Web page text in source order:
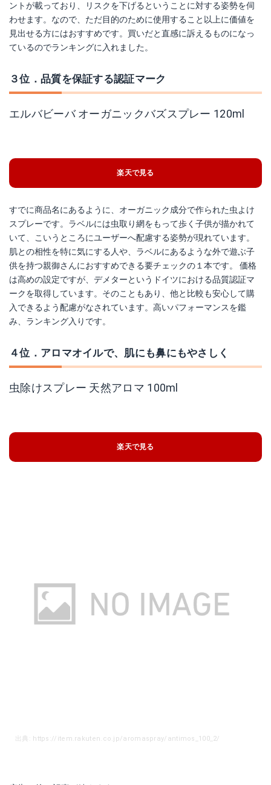
ントが載っており、リスクを下げるということに対する姿勢を伺
わせます。なので、ただ目的のために使用すること以上に価値を
見出せる方にはおすすめです。買いだと直感に訴えるものになっ
ているのでランキングに入れました。
３位．品質を保証する認証マーク
エルバビーバ オーガニックバズスプレー 120ml
楽天で見る
すでに商品名にあるように、オーガニック成分で作られた虫よけ
スプレーです。ラベルには虫取り網をもって歩く子供が描かれて
いて、こいうところにユーザーへ配慮する姿勢が現れています。
肌との相性を特に気にする人や、ラベルにあるような外で遊ぶ子
供を持つ親御さんにおすすめできる要チェックの１本です。 価格
は高めの設定ですが、デメターというドイツにおける品質認証マ
ークを取得しています。そのこともあり、他と比較も安心して購
入できるよう配慮がなされています。高いパフォーマンスを鑑
み、ランキング入りです。
４位．アロマオイルで、肌にも鼻にもやさしく
虫除けスプレー 天然アロマ 100ml
楽天で見る
出典: https://item.rakuten.co.jp/aromaspray/antimos_100_2/